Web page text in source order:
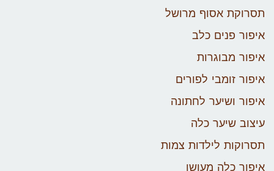
תסרוקת אסוף מרושל
איפור פנים כלב
איפור מבוגרות
איפור זומבי לפורים
איפור ושיער לחתונה
עיצוב שיער כלה
תסרוקות לילדות צמות
איפור כלה מעושן